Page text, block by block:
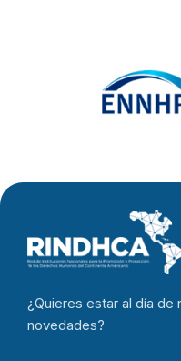
¿Quieres estar al día
novedades?